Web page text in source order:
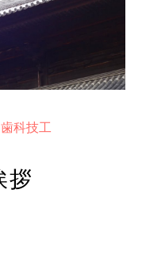
歯科技工
拶